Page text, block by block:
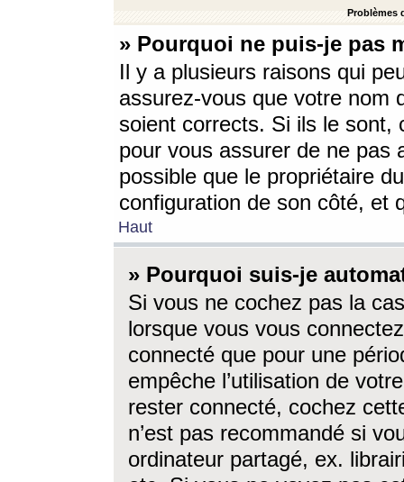
Problèmes
» Pourquoi ne puis-je pas
Il y a plusieurs raisons qui
assurez-vous que votre nom
soient corrects. Si ils le sont,
pour vous assurer de ne pas
possible que le propriétaire
configuration de son côté, et
Haut
» Pourquoi suis-je
Si vous ne cochez pas la
lorsque vous vous
connecté que pour une
empêche l’utilisation de
rester connecté, cochez
n’est pas recommandé si
ordinateur partagé, ex.